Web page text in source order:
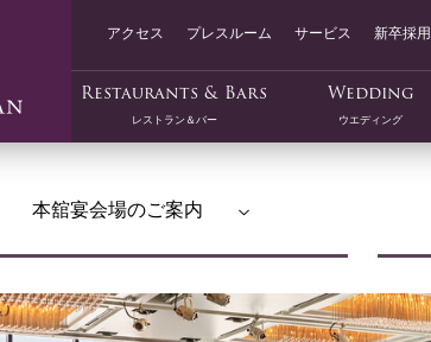
アクセス プレスルーム サービス 新卒採用
Restaurants & Bars
レストラン＆バー
Wedding
ウエディング
本舘宴会場のご案内